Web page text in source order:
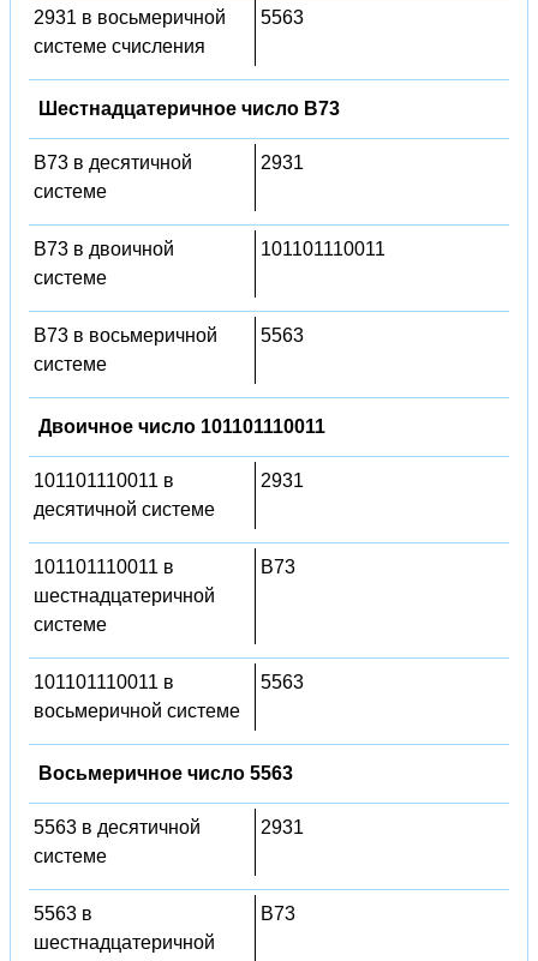
2931 в восьмеричной
системе счисления
5563
Шестнадцатеричное число B73
B73 в десятичной
системе
2931
B73 в двоичной
системе
101101110011
B73 в восьмеричной
системе
5563
Двоичное число 101101110011
101101110011 в
десятичной системе
2931
101101110011 в
шестнадцатеричной
системе
B73
101101110011 в
восьмеричной системе
5563
Восьмеричное число 5563
5563 в десятичной
системе
2931
5563 в
шестнадцатеричной
B73